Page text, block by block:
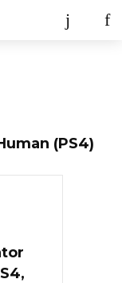
(PS4)